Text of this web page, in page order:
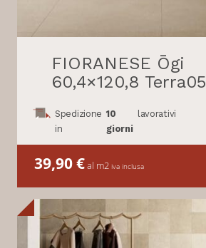
FIORANESE Ōgi
60,4×120,8 Terra05
Spedizione
in
10
giorni
lavorativi
39,90€al m2 iva inclusa